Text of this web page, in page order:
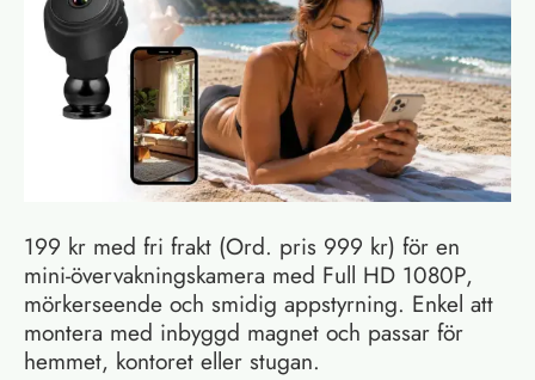
199 kr med fri frakt (Ord. pris 999 kr) för en
mini-övervakningskamera med Full HD 1080P,
mörkerseende och smidig appstyrning. Enkel att
montera med inbyggd magnet och passar för
hemmet, kontoret eller stugan.